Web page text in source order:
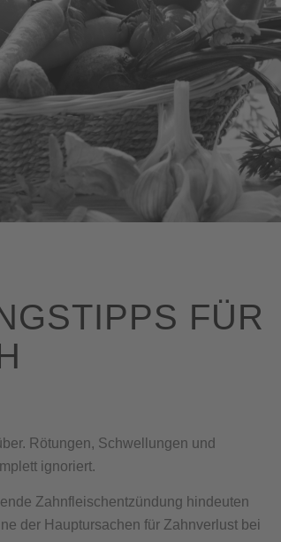
FÜR
Rötungen, Schwellungen und
ignoriert.
Zahnfleischentzündung hindeuten
der Hauptursachen für Zahnverlust bei